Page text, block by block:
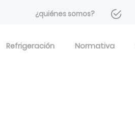
¿quiénes somos?
Refrigeración Normativa